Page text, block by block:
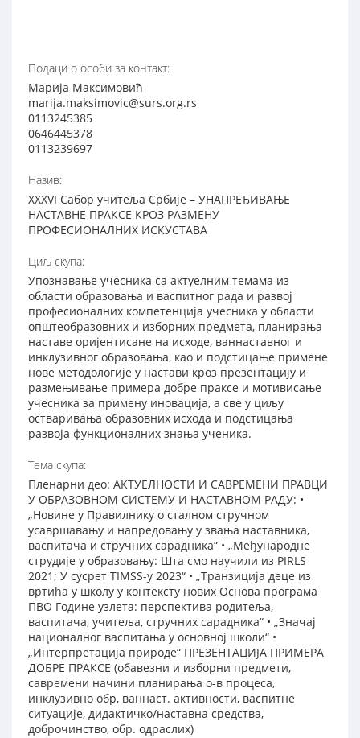
Подаци о особи за контакт:
Марија Максимовић
marija.maksimovic@surs.org.rs
0113245385
0646445378
0113239697
Назив:
XXXVI Сабор учитеља Србије – УНАПРЕЂИВАЊЕ
НАСТАВНЕ ПРАКСЕ КРОЗ РАЗМЕНУ
ПРОФЕСИОНАЛНИХ ИСКУСТАВА
Циљ скупа:
Упознавање учесника са актуелним темама из
области образовања и васпитног рада и развој
професионалних компетенција учесника у области
општеобразовних и изборних предмета, планирања
наставе оријентисане на исходе, ваннаставног и
инклузивног образовања, као и подстицање примене
нове методологије у настави кроз презентацију и
размењивање примера добре праксе и мотивисање
учесника за примену иновација, а све у циљу
остваривања образовних исхода и подстицања
развоја функционалних знања ученика.
Тема скупа:
Пленарни део: АКТУЕЛНОСТИ И САВРЕМЕНИ ПРАВЦИ
У ОБРАЗОВНОМ СИСТЕМУ И НАСТАВНОМ РАДУ: •
„Новине у Правилнику о сталном стручном
усавршавању и напредовању у звања наставника,
васпитача и стручних сарадника“ • „Међународне
струдије у образовању: Шта смо научили из PIRLS
2021; У сусрет TIMSS-у 2023“ • „Транзиција деце из
вртића у школу у контексту нових Основа програма
ПВО Године узлета: перспектива родитеља,
васпитача, учитеља, стручних сарадника“ • „Значај
националног васпитања у основној школи“ •
„Интерпретација природе“ ПРЕЗЕНТАЦИЈА ПРИМЕРА
ДОБРЕ ПРАКСЕ (обавезни и изборни предмети,
савремени начини планирања о-в процеса,
инклузивно обр, ваннаст. активности, васпитне
ситуације, дидактичко/наставна средства,
доброчинство, обр. одраслих)